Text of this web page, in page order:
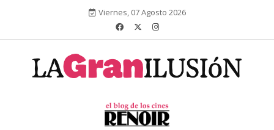
Viernes, 07 Agosto 2026